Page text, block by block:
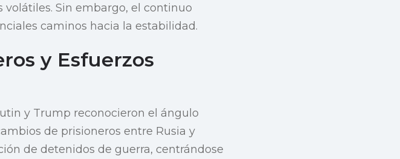
Sin embargo, el continuo
caminos hacia la estabilidad.
y Esfuerzos
y Trump reconocieron el ángulo
de prisioneros entre Rusia y
de detenidos de guerra, centrándose